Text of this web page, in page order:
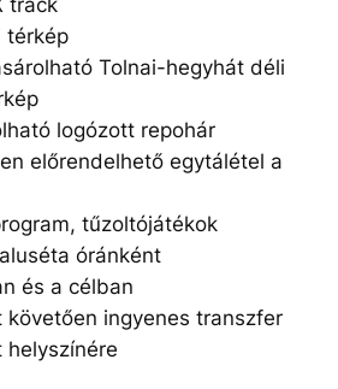
track
térkép
Tolnai-hegyhát déli
logózott repohár
előrendelhető egytálétel a
tűzoltójátékok
óránként
és a célban
követően ingyenes transzfer
helyszínére